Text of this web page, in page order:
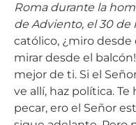
Roma durante la
de Adviento, el 30 de
católico, ¿miro desde
mirar desde el
mejor de ti. Si el
ve allí, haz política.
pecar, ero el Señor